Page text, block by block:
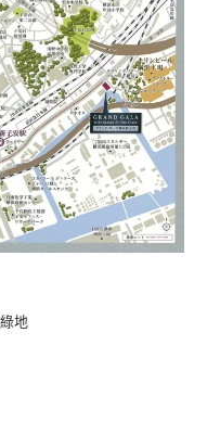
地